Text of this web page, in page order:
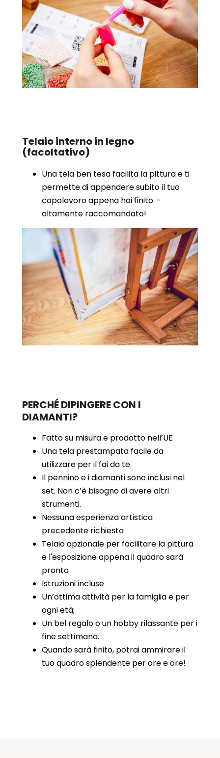
Telaio interno in legno
(facoltativo)
Una tela ben tesa facilita la pittura e ti
permette di appendere subito il tuo
capolavoro appena hai finito. -
altamente raccomandato!
PERCHÉ DIPINGERE CON I
DIAMANTI?
Fatto su misura e prodotto nell’UE
Una tela prestampata facile da
utilizzare per il fai da te
Il pennino e i diamanti sono inclusi nel
set. Non c’è bisogno di avere altri
strumenti.
Nessuna esperienza artistica
precedente richiesta
Telaio opzionale per facilitare la pittura
e l'esposizione appena il quadro sarà
pronto
Istruzioni incluse
Un’ottima attività per la famiglia e per
ogni età;
Un bel regalo o un hobby rilassante per i
fine settimana.
Quando sarà finito, potrai ammirare il
tuo quadro splendente per ore e ore!